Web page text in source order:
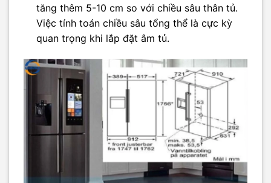
tăng thêm 5-10 cm so với chiều sâu thân tủ.
Việc tính toán chiều sâu tổng thể là cực kỳ
quan trọng khi lắp đặt âm tủ.